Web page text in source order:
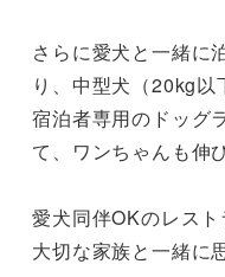
さらに愛犬と一緒に
り、中型犬（20kg
宿泊者専用のドッグ
て、ワンちゃんも伸
愛犬同伴OKのレスト
大切な家族と一緒に